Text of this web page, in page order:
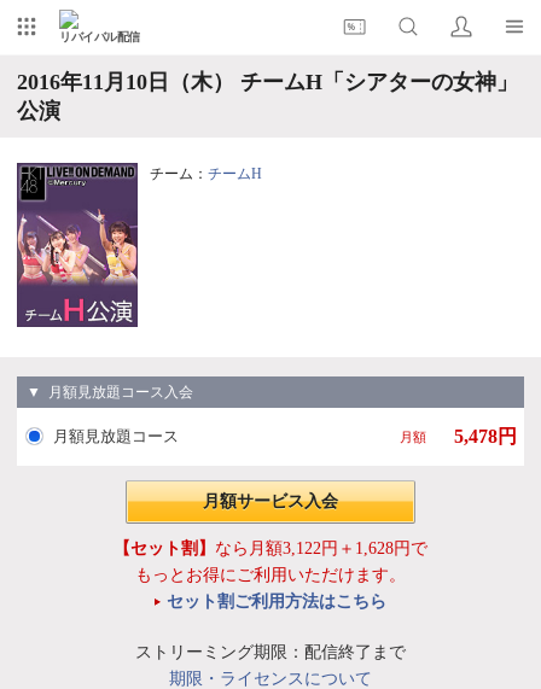
リバイバル配信
2016年11月10日（木） チームH「シアターの女神」
公演
チーム： チームH
▼ 月額見放題コース入会
月額見放題コース 月額 5,478円
月額サービス入会
【セット割】 なら月額3,122円＋1,628円で
もっとお得にご利用いただけます。
セット割ご利用方法はこちら
ストリーミング期限：配信終了まで
期限・ライセンスについて